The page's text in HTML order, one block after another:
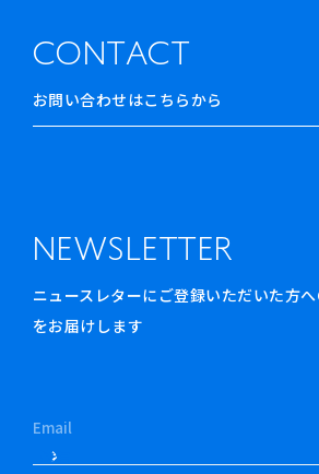
CONTACT
お問い合わせはこちらから
NEWSLETTER
ニュースレターにご登録いただいた方
をお届けします